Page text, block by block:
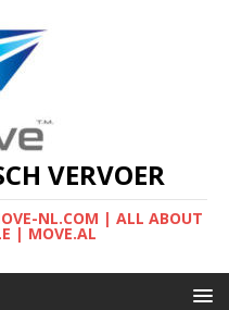
VERVOER
NL.COM | ALL ABOUT
| MOVE.AL